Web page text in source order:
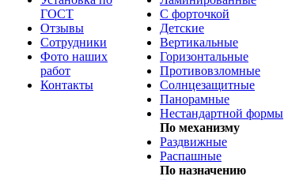
ГОСТ
Отзывы
Сотрудники
Фото наших
работ
Контакты
С форточкой
Детские
Вертикальные
Горизонтальные
Противовзломные
Солнцезащитные
Панорамные
Нестандартной формы
По механизму
Раздвижные
Распашные
По назначению